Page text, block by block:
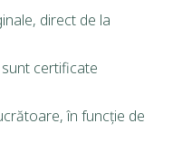
direct de la
certificate
în funcție de